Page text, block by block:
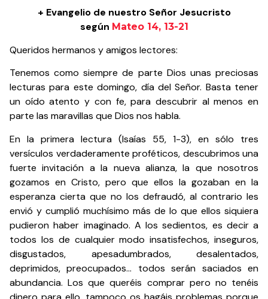
+ Evangelio de nuestro Señor Jesucristo
según Mateo 14, 13-21
Queridos hermanos y amigos lectores:
Tenemos como siempre de parte Dios unas preciosas
lecturas para este domingo, día del Señor. Basta tener
un oído atento y con fe, para descubrir al menos en
parte las maravillas que Dios nos habla.
En la primera lectura (Isaías 55, 1-3), en sólo tres
versículos verdaderamente proféticos, descubrimos una
fuerte invitación a la nueva alianza, la que nosotros
gozamos en Cristo, pero que ellos la gozaban en la
esperanza cierta que no los defraudó, al contrario les
envió y cumplió muchísimo más de lo que ellos siquiera
pudieron haber imaginado. A los sedientos, es decir a
todos los de cualquier modo insatisfechos, inseguros,
disgustados, apesadumbrados, desalentados,
deprimidos, preocupados… todos serán saciados en
abundancia. Los que queréis comprar pero no tenéis